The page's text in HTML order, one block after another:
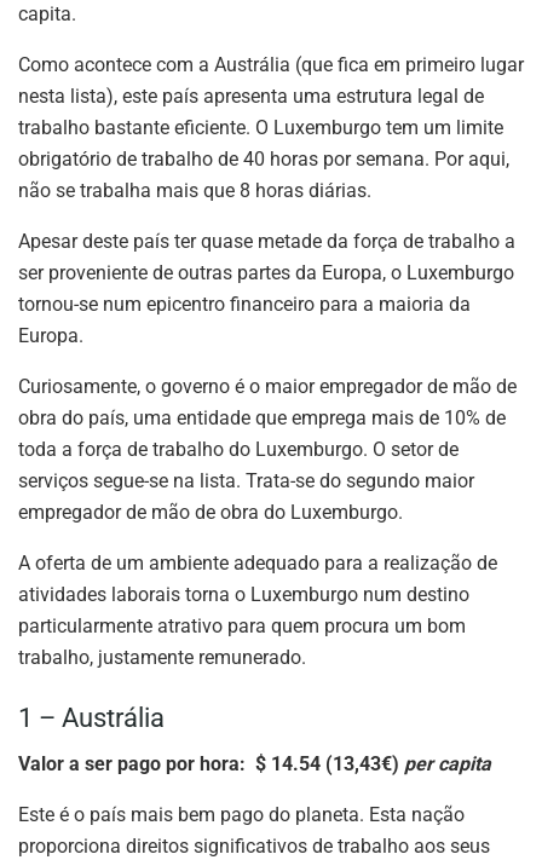
capita.
Como acontece com a Austrália (que fica em primeiro lugar
nesta lista), este país apresenta uma estrutura legal de
trabalho bastante eficiente. O Luxemburgo tem um limite
obrigatório de trabalho de 40 horas por semana. Por aqui,
não se trabalha mais que 8 horas diárias.
Apesar deste país ter quase metade da força de trabalho a
ser proveniente de outras partes da Europa, o Luxemburgo
tornou-se num epicentro financeiro para a maioria da
Europa.
Curiosamente, o governo é o maior empregador de mão de
obra do país, uma entidade que emprega mais de 10% de
toda a força de trabalho do Luxemburgo. O setor de
serviços segue-se na lista. Trata-se do segundo maior
empregador de mão de obra do Luxemburgo.
A oferta de um ambiente adequado para a realização de
atividades laborais torna o Luxemburgo num destino
particularmente atrativo para quem procura um bom
trabalho, justamente remunerado.
1 – Austrália
Valor a ser pago por hora: $ 14.54 (13,43€) per capita
Este é o país mais bem pago do planeta. Esta nação
proporciona direitos significativos de trabalho aos seus